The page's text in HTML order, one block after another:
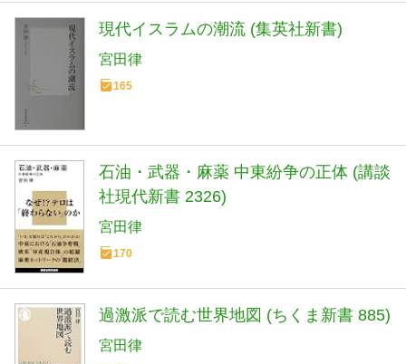
現代イスラムの潮流 (集英社新書)
宮田律
165
石油・武器・麻薬 中東紛争の正体 (講談
社現代新書 2326)
宮田律
170
過激派で読む世界地図 (ちくま新書 885)
宮田律